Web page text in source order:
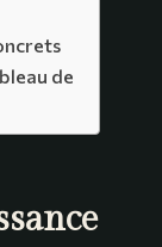
de